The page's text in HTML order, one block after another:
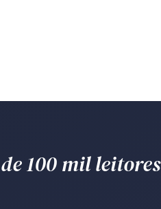
100 mil leitores